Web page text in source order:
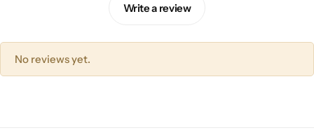
Write a review
No reviews yet.